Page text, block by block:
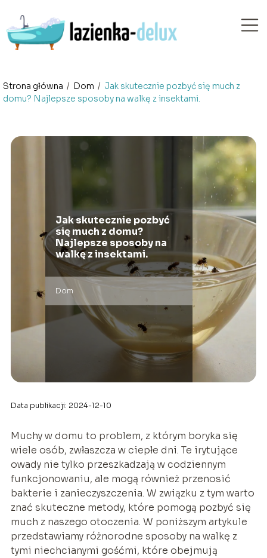
Strona główna / Dom / Jak skutecznie pozbyć się much z
domu? Najlepsze sposoby na walkę z insektami.
Jak skutecznie pozbyć
się much z domu?
Najlepsze sposoby na
walkę z insektami.
Dom
Data publikacji: 2024-12-10
Muchy w domu to problem, z którym boryka się
wiele osób, zwłaszcza w ciepłe dni. Te irytujące
owady nie tylko przeszkadzają w codziennym
funkcjonowaniu, ale mogą również przenosić
bakterie i zanieczyszczenia. W związku z tym warto
znać skuteczne metody, które pomogą pozbyć się
much z naszego otoczenia. W poniższym artykule
przedstawiamy różnorodne sposoby na walkę z
tymi niechcianymi gośćmi, które obejmują